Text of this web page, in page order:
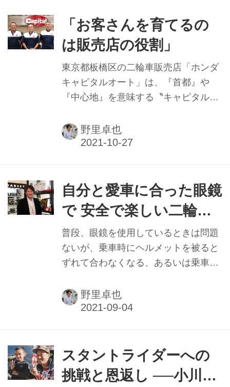
ドに注力。結果、多くの参加者が集ま
っているという。その楽しみ方を聞い
た。
「お客さんを育てるの
は販売店の役割」
東京都板橋区の二輪車販売店「ホンダ
キャピタルオート」は、『首都』や
『中心地』を意味する〝キャピタル〟
販売店でありたい思いが込められた、
地域の人々に親しまれている店舗であ
り受けてオーナーになった経営者だ。
販売店の社長になって20数年、業界に
ついて最近強く抱いている思いがある
という。
野里卓也
自分と愛車に合った眼鏡
で 安全で楽しい二輪車
ライフを
普段、眼鏡を使用しているときは問題
ないが、乗車時にヘルメットを被ると
ずれて合わなくなる、あるいは乗車姿
はず。今回はそんな悩みを解決してく
れる、二輪愛好家へ向けた眼鏡を製作
てみた。※2021年5月取材時
野里卓也
スタントライダーへの
挑戦と恩返し ──小川裕